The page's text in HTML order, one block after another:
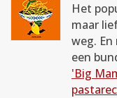
Het
maar
weg.
een
'Big